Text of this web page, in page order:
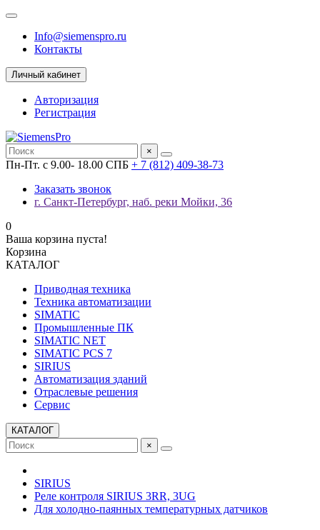
Info@siemenspro.ru
Контакты
Личный кабинет
Авторизация
Регистрация
×
Пн-Пт. с 9.00- 18.00 СПБ + 7 (812) 409-38-73
Заказать звонок
г. Санкт-Петербург, наб. реки Мойки, 36
0
Ваша корзина пуста!
Корзина
КАТАЛОГ
Приводная техника
Техника автоматизации
SIMATIC
Промышленные ПК
SIMATIC NET
SIMATIC PCS 7
SIRIUS
Автоматизация зданий
Отраслевые решения
Сервис
КАТАЛОГ
×
SIRIUS
Реле контроля SIRIUS 3RR, 3UG
Для холодно-паянных температурных датчиков